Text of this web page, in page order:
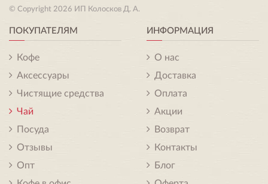
© Copyright 2026 ИП Колосков Д. А.
ПОКУПАТЕЛЯМ
Кофе
Аксессуары
Чистящие средства
Чай
Посуда
Отзывы
Опт
ИНФОРМАЦИЯ
О нас
Доставка
Оплата
Акции
Возврат
Контакты
Блог